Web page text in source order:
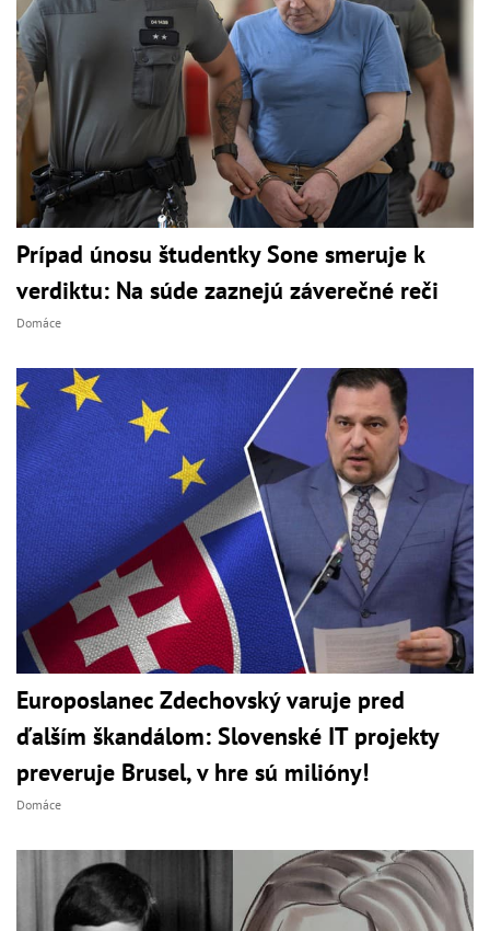
Prípad únosu študentky Sone smeruje k
verdiktu: Na súde zaznejú záverečné reči
Domáce
Europoslanec Zdechovský varuje pred
ďalším škandálom: Slovenské IT projekty
preveruje Brusel, v hre sú milióny!
Domáce